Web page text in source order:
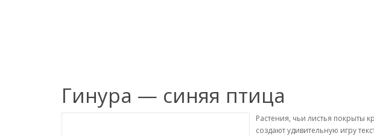
Гинура — синяя птица
Растения, чьи листья покрыты
создают удивительную игру